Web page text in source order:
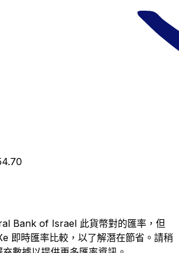
Bank of Israel 此貨幣對的匯率，但
即時匯率比較，以了解潛在節省。請稍